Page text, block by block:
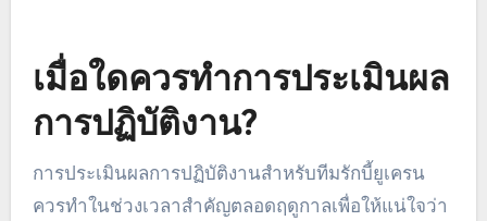
แทนที่จะมุ่งเน้นไปที่มาตรวัดที่ส่งผลกระทบโดยตรงต่อ
ผลการแข่งขัน เช่น อัตราความสำเร็จในการแท็คเกิล
หรือสถิติการครอบครอง